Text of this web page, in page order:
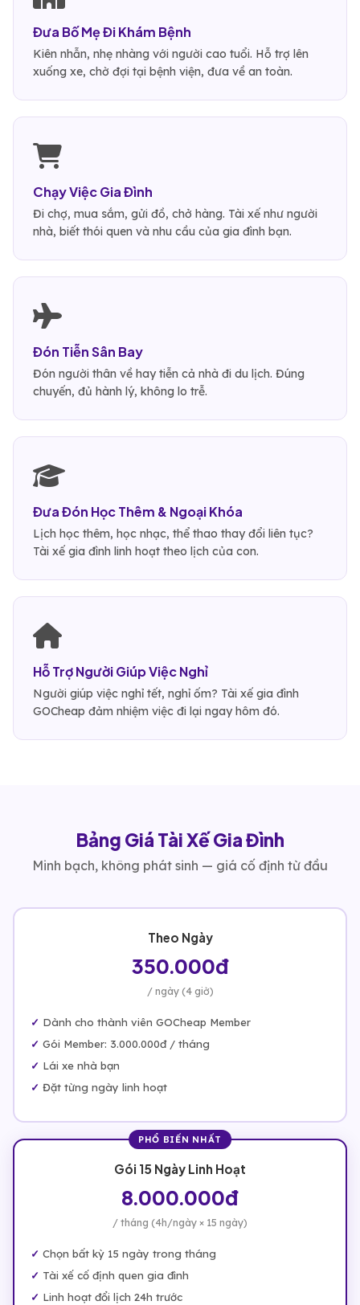
Đưa Bố Mẹ Đi Khám Bệnh
Kiên nhẫn, nhẹ nhàng với người cao tuổi. Hỗ trợ lên
xuống xe, chờ đợi tại bệnh viện, đưa về an toàn.
Chạy Việc Gia Đình
Đi chợ, mua sắm, gửi đồ, chở hàng. Tài xế như người
nhà, biết thói quen và nhu cầu của gia đình bạn.
Đón Tiễn Sân Bay
Đón người thân về hay tiễn cả nhà đi du lịch. Đúng
chuyến, đủ hành lý, không lo trễ.
Đưa Đón Học Thêm & Ngoại Khóa
Lịch học thêm, học nhạc, thể thao thay đổi liên tục?
Tài xế gia đình linh hoạt theo lịch của con.
Hỗ Trợ Người Giúp Việc Nghỉ
Người giúp việc nghỉ tết, nghỉ ốm? Tài xế gia đình
GOCheap đảm nhiệm việc đi lại ngay hôm đó.
Bảng Giá Tài Xế Gia Đình
Minh bạch, không phát sinh — giá cố định từ đầu
Theo Ngày
350.000đ
/ ngày (4 giờ)
Dành cho thành viên GOCheap Member
Gói Member: 3.000.000đ / tháng
Lái xe nhà bạn
Đặt từng ngày linh hoạt
PHỔ BIẾN NHẤT
Gói 15 Ngày Linh Hoạt
8.000.000đ
/ tháng (4h/ngày × 15 ngày)
Chọn bất kỳ 15 ngày trong tháng
Tài xế cố định quen gia đình
Linh hoạt đổi lịch 24h trước